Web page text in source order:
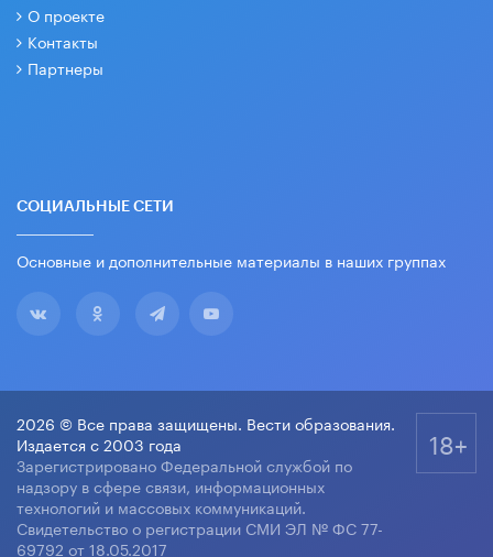
О проекте
Контакты
Партнеры
СОЦИАЛЬНЫЕ СЕТИ
Основные и дополнительные материалы в наших группах
2026 © Все права защищены. Вести образования.
Издается с 2003 года
Зарегистрировано Федеральной службой по
надзору в сфере связи, информационных
технологий и массовых коммуникаций.
Свидетельство о регистрации СМИ ЭЛ № ФС 77-
69792 от 18.05.2017
18+